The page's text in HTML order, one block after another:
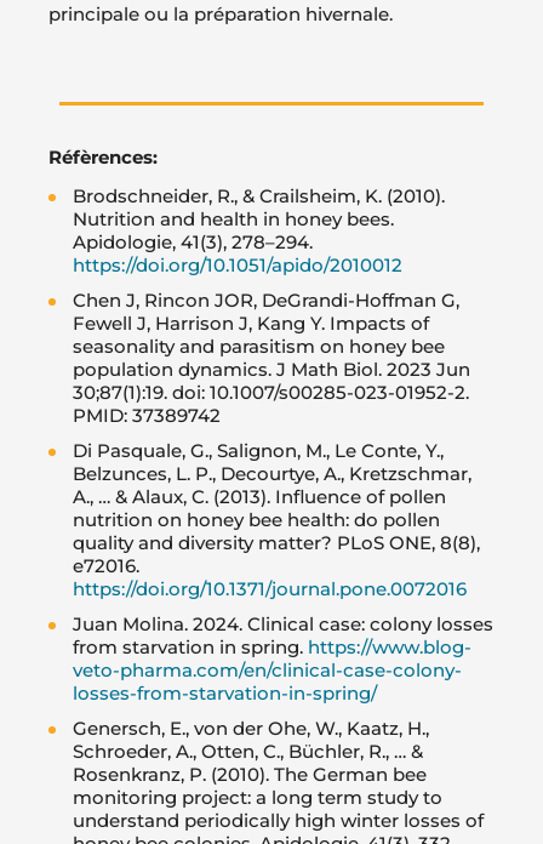
principale ou la préparation hivernale.
Réfèrences:
Brodschneider, R., & Crailsheim, K. (2010).
Nutrition and health in honey bees.
Apidologie, 41(3), 278–294.
https://doi.org/10.1051/apido/2010012
Chen J, Rincon JOR, DeGrandi-Hoffman G,
Fewell J, Harrison J, Kang Y. Impacts of
seasonality and parasitism on honey bee
population dynamics. J Math Biol. 2023 Jun
30;87(1):19. doi: 10.1007/s00285-023-01952-2.
PMID: 37389742
Di Pasquale, G., Salignon, M., Le Conte, Y.,
Belzunces, L. P., Decourtye, A., Kretzschmar,
A., … & Alaux, C. (2013). Influence of pollen
nutrition on honey bee health: do pollen
quality and diversity matter? PLoS ONE, 8(8),
e72016.
https://doi.org/10.1371/journal.pone.0072016
Juan Molina. 2024. Clinical case: colony losses
from starvation in spring. https://www.blog-
veto-pharma.com/en/clinical-case-colony-
losses-from-starvation-in-spring/
Genersch, E., von der Ohe, W., Kaatz, H.,
Schroeder, A., Otten, C., Büchler, R., … &
Rosenkranz, P. (2010). The German bee
monitoring project: a long term study to
understand periodically high winter losses of